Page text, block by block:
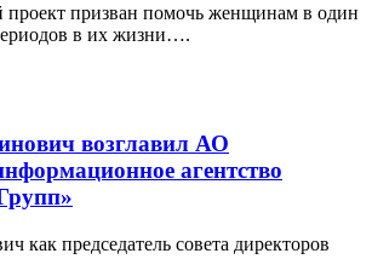
призван помочь женщинам в один
в их жизни….
возглавил АО
агентство
как председатель совета директоров